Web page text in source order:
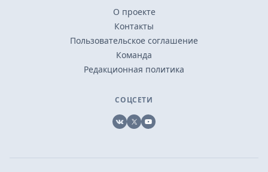
О проекте
Контакты
Пользовательское соглашение
Команда
Редакционная политика
СОЦСЕТИ
VK X YouTube